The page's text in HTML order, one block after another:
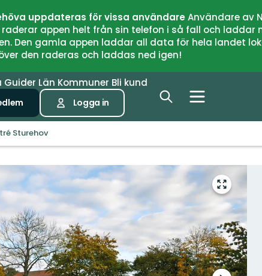
uppdateras för vissa användareAnvändare av
appen helt från sin telefon i så fall och
Den gamla appen laddar all data för hela landet
den raderas och laddas ned igen!
Guider Län Kommuner Bli kund
Logga in
Sturehov
Gå
till